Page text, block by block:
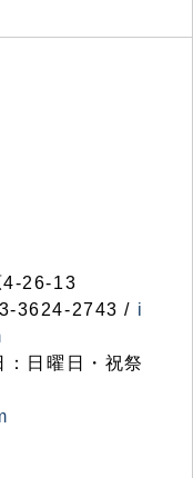
26-13
3624-2743 / i
日曜日・祝祭